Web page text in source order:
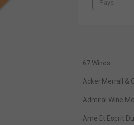
67 Wines
Acker Merrall &
Admiral Wine
Ame Et Esprit